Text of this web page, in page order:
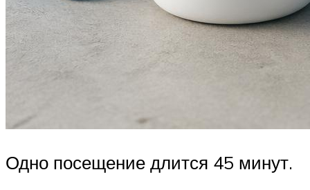
Одно посещение длится 45 минут.